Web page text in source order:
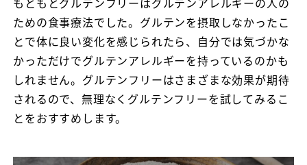
ための食事療法でした。グルテンを摂取しなかったこ
とで体に良い変化を感じられたら、自分では気づかな
かっただけでグルテンアレルギーを持っているのかも
しれません。グルテンフリーはさまざまな効果が期待
されるので、無理なくグルテンフリーを試してみるこ
とをおすすめします。